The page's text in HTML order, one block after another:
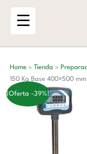
Home » Tienda »
150 Kg Base 400×500
¡Oferta -39%!
Base
400x500
mm
Interno
TMZ150
BAXTRAN
(260583)